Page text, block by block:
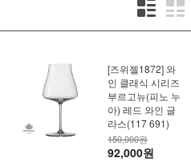
[즈위젤1872] 와
인 클래식 시리즈
부르고뉴(피노 누
아) 레드 와인 글
라스(117 691)
150,000원
92,000원